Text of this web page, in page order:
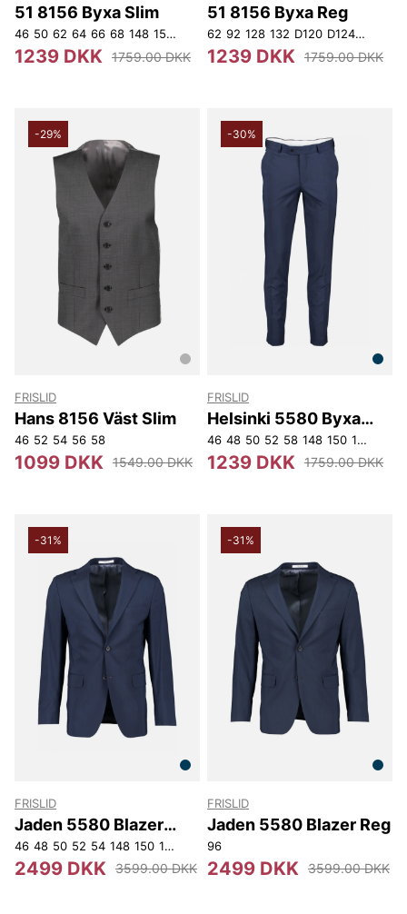
51 8156 Byxa Slim
46 50 62 64 66 68 148 150
1239 DKK 1759.00 DKK
51 8156 Byxa Reg
62 92 128 132 D120 D124 D128
1239 DKK 1759.00 DKK
-29%
FRISLID
Hans 8156 Väst Slim
46 52 54 56 58
1099 DKK 1549.00 DKK
-30%
FRISLID
Helsinki 5580 Byxa
Slim
46 48 50 52 58 148 150 152
1239 DKK 1759.00 DKK
-31%
FRISLID
Jaden 5580 Blazer
Slim
46 48 50 52 54 148 150 152 156
2499 DKK 3599.00 DKK
-31%
FRISLID
Jaden 5580 Blazer Reg
96
2499 DKK 3599.00 DKK